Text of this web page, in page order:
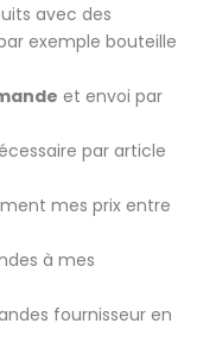
avec des
exemple bouteille
et envoi par
par article
mes prix entre
à mes
fournisseur en